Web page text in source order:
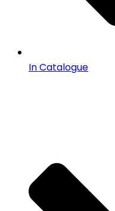
In Catalogue